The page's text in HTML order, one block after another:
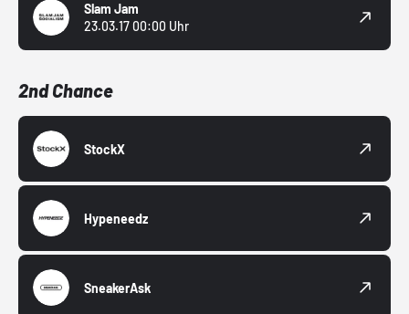
Slam Jam
23.03.17 00:00 Uhr
2nd Chance
StockX
Hypeneedz
SneakerAsk